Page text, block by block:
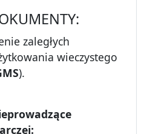
zaległych
wieczystego
).